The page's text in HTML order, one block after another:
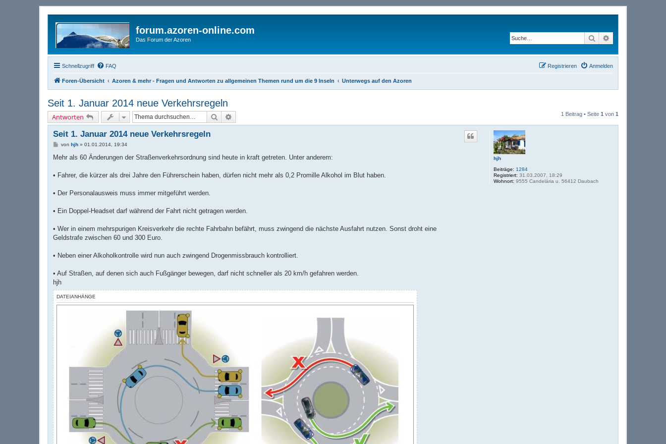
forum.azoren-online.com
Das Forum der Azoren Suche
Schnellzugriff FAQ Anmelden
Registrieren
Foren-Übersicht Azoren & mehr - Fragen und Antworten zu allgemeinen Themen rund um die 9 Inseln Unterwegs auf den Azoren
Seit 1. Januar 2014 neue Verkehrsregeln
Antworten Suche 1 Beitrag • Seite 1 von 1
hjh
Beiträge: 1284
Registriert: 31.03.2007, 18:29
Wohnort: 9555 Candelária u. 56412 Daubach
Seit 1. Januar 2014 neue Verkehrsregeln
B
i
a
von hjh» 01.01.2014, 19:34
Mehr als 60 Änderungen der Straßenverkehrsordnung sind heute in kraft getreten. Unter anderem:
• Fahrer, die kürzer als drei Jahre den Führerschein haben, dürfen nicht mehr als 0,2 Promille Alkohol im Blut haben.
• Der Personalausweis muss immer mitgeführt werden.
• Ein Doppel-Headset darf während der Fahrt nicht getragen werden.
• Wer in einem mehrspurigen Kreisverkehr die rechte Fahrbahn befährt, muss zwingend die nächste Ausfahrt nutzen. Sonst droht eine
Geldstrafe zwischen 60 und 300 Euro.
• Neben einer Alkoholkontrolle wird nun auch zwingend Drogenmissbrauch kontrolliert.
• Auf Straßen, auf denen sich auch Fußgänger bewegen, darf nicht schneller als 20 km/h gefahren werden.
hjh
DATEIANHÄNGE